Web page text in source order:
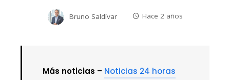
Bruno Saldívar Hace 2 años
Más noticias – Noticias 24 horas